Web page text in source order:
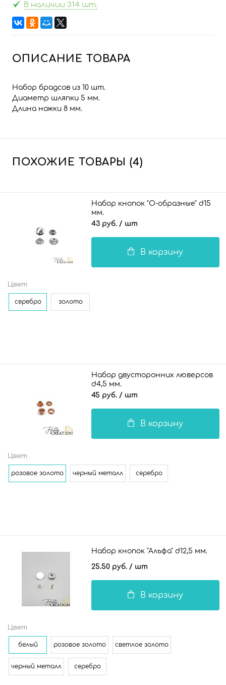
В наличии 314 шт.
ОПИСАНИЕ ТОВАРА
Набор брадсов из 10 шт.
Диаметр шляпки 5 мм.
Длина ножки 8 мм.
ПОХОЖИЕ ТОВАРЫ (4)
Набор кнопок "О-образные" d15
мм.
43 руб. / шт
В корзину
Цвет
серебро золото
Набор двусторонних люверсов
d4,5 мм.
45 руб. / шт
В корзину
Цвет
розовое золото черный металл серебро
Набор кнопок "Альфа" d12,5 мм.
25.50 руб. / шт
В корзину
Цвет
белый розовое золото светлое золото
черный металл серебро